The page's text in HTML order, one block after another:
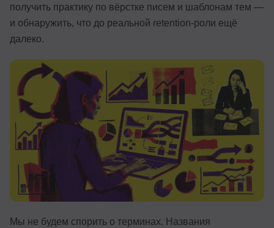
получить практику по вёрстке писем и шаблонам тем —
и обнаружить, что до реальной retention-роли ещё
далеко.
Мы не будем спорить о терминах. Названия
Иностранные языки
Soft Skills
ДПО
Детям
Акции и промокоды
Рейтинг онлайн-школ